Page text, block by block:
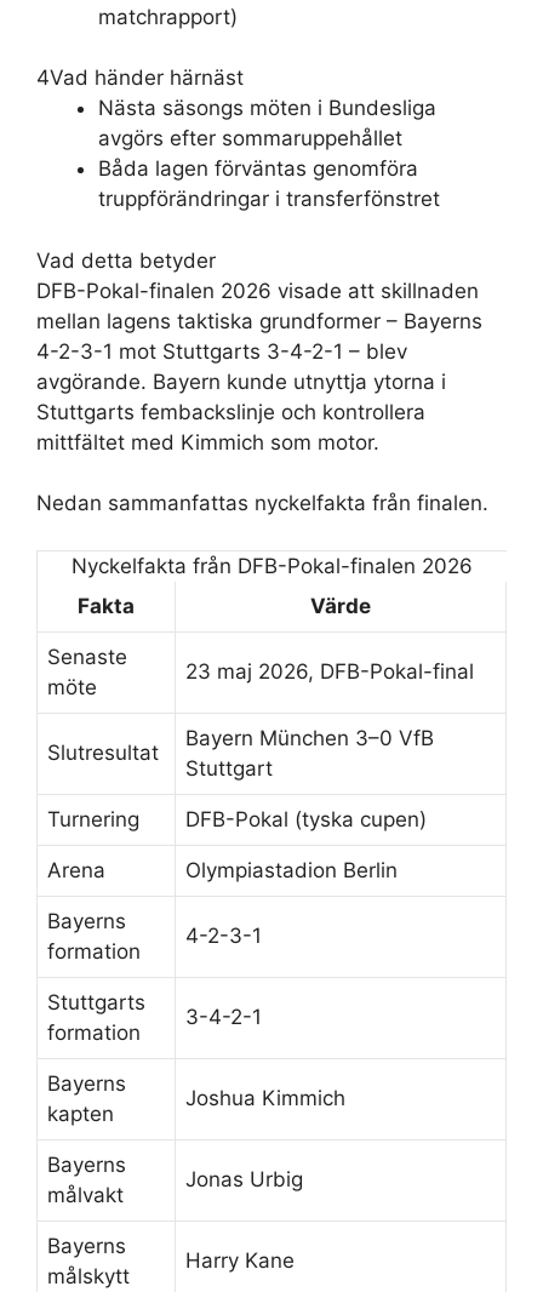
matchrapport)
4Vad händer härnäst
Nästa säsongs möten i Bundesliga
avgörs efter sommaruppehållet
Båda lagen förväntas genomföra
truppförändringar i transferfönstret
Vad detta betyder
DFB-Pokal-finalen 2026 visade att skillnaden
mellan lagens taktiska grundformer – Bayerns
4-2-3-1 mot Stuttgarts 3-4-2-1 – blev
avgörande. Bayern kunde utnyttja ytorna i
Stuttgarts fembackslinje och kontrollera
mittfältet med Kimmich som motor.
Nedan sammanfattas nyckelfakta från finalen.
Nyckelfakta från DFB-Pokal-finalen 2026
Fakta
Värde
Senaste
möte
23 maj 2026, DFB-Pokal-final
Slutresultat
Bayern München 3–0 VfB
Stuttgart
Turnering DFB-Pokal (tyska cupen)
Arena Olympiastadion Berlin
Bayerns
formation
4-2-3-1
Stuttgarts
formation
3-4-2-1
Bayerns
kapten
Joshua Kimmich
Bayerns
målvakt
Jonas Urbig
Bayerns
målskytt
Harry Kane